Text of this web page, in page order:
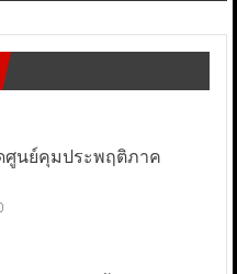
ศูนย์คุมประพฤติภาค